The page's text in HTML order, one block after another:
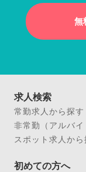
無
求人検索
常勤求人から探す
非常勤（アルバ
スポット求人から
初めての方へ